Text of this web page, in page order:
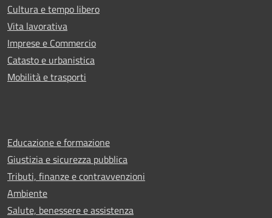
Cultura e tempo libero
Vita lavorativa
Imprese e Commercio
Catasto e urbanistica
Mobilità e trasporti
Educazione e formazione
Giustizia e sicurezza pubblica
Tributi, finanze e contravvenzioni
Ambiente
Salute, benessere e assistenza